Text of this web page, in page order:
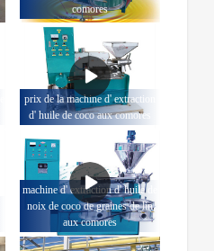
comores
prix de la machine d' extraction
d' huile de coco aux comores
machine d' extraction d' huile de
noix de coco de graines de lin
aux comores